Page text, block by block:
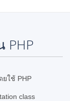
PHP
ใช้ PHP
class